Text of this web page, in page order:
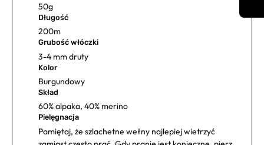
50g
Długość
200m
Grubość włóczki
3-4 mm druty
Kolor
Burgundowy
Skład
60% alpaka, 40% merino
Pielęgnacja
Pamiętaj, że szlachetne wełny najlepiej wietrzyć